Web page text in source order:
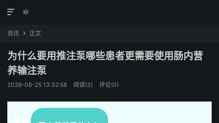


资讯  正文
为什么要用推注泵哪些患者更需要使用肠内营
养输注泵
2026-06-25 13:32:58 阅读(3) 评论(0)